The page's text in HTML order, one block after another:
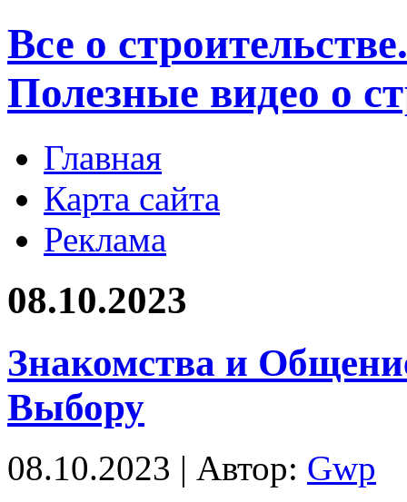
Все о
Полезные видео о
Главная
Карта сайта
Реклама
08.10.2023
Знакомства и
Выбору
08.10.2023 | Автор: Gwp